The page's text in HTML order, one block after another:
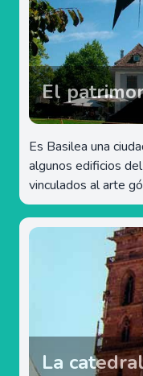
El
Es Basilea una
algunos edificios
vinculados al arte
La